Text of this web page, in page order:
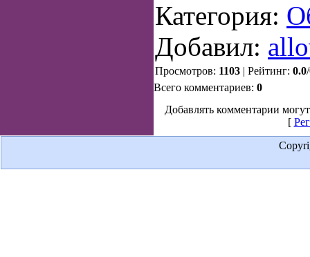
Категория:
Добавил:
Просмотров: 1103 | Рейтинг: 0.0/
Всего комментариев: 0
Добавлять комментарии
[